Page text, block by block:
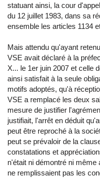
statuant ainsi, la cour
du 12 juillet 1983, dans sa
ensemble les articles 1134
Mais attendu qu'ayant
VSE avait déclaré à la
X... le 1er juin 2007 et celle
ainsi satisfait à la seule
motifs adoptés, qu'à
VSE a remplacé les deux
mesure de justifier
justifiait, l'arrêt en déduit
peut être reproché à la
peut se prévaloir de la
constatations et
n'était ni démontré ni
ne remplissaient pas les